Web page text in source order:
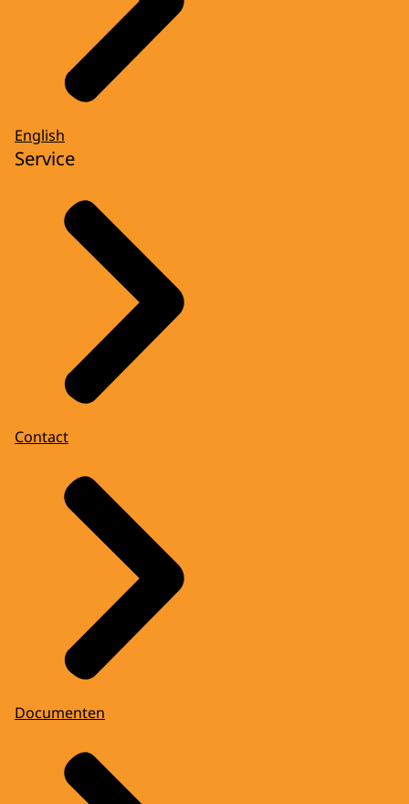
English
Service
Contact
Documenten